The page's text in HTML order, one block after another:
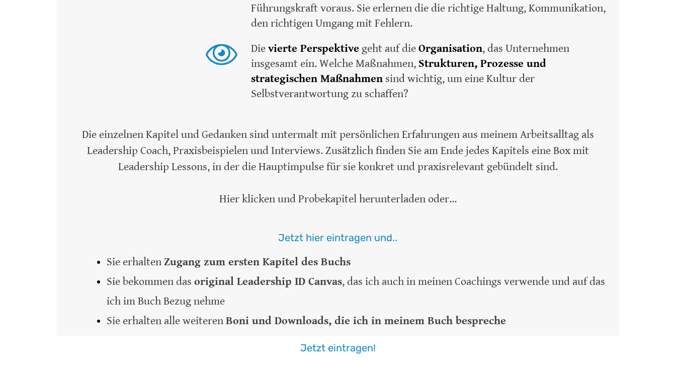
Führungskraft voraus. Sie erlernen die die richtige Haltung, Kommunikation,
den richtigen Umgang mit Fehlern.
Die vierte Perspektivegeht auf die Organisation, das Unternehmen
insgesamt ein. Welche Maßnahmen, Strukturen, Prozesse und
strategischen Maßnahmensind wichtig, um eine Kultur der
Selbstverantwortung zu schaffen?
Die einzelnen Kapitel und Gedanken sind untermalt mit persönlichen Erfahrungen aus meinem Arbeitsalltag als
Leadership Coach, Praxisbeispielen und Interviews. Zusätzlich finden Sie am Ende jedes Kapitels eine Box mit
Leadership Lessons, in der die Hauptimpulse für sie konkret und praxisrelevant gebündelt sind.
Hier klickenund Probekapitel herunterladen oder...
Jetzt hier eintragen und..
Sie erhalten Zugang zum ersten Kapitel des Buchs
Sie bekommen das original Leadership ID Canvas, das ich auch in meinen Coachings verwende und auf das
ich im Buch Bezug nehme
Sie erhalten alle weiteren Boni und Downloads, die ich in meinem Buch bespreche
Jetzt eintragen!